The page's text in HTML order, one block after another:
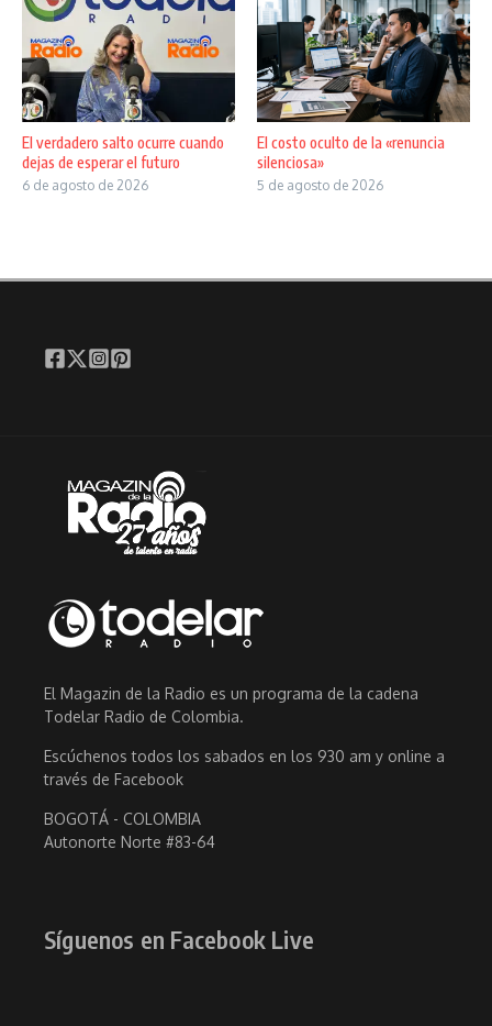
El verdadero salto ocurre cuando
dejas de esperar el futuro
6 de agosto de 2026
El costo oculto de la «renuncia
silenciosa»
5 de agosto de 2026
El Magazin de la Radio es un programa de la cadena
Todelar Radio de Colombia.
Escúchenos todos los sabados en los 930 am y online a
través de Facebook
BOGOTÁ - COLOMBIA
Autonorte Norte #83-64
Síguenos en Facebook Live